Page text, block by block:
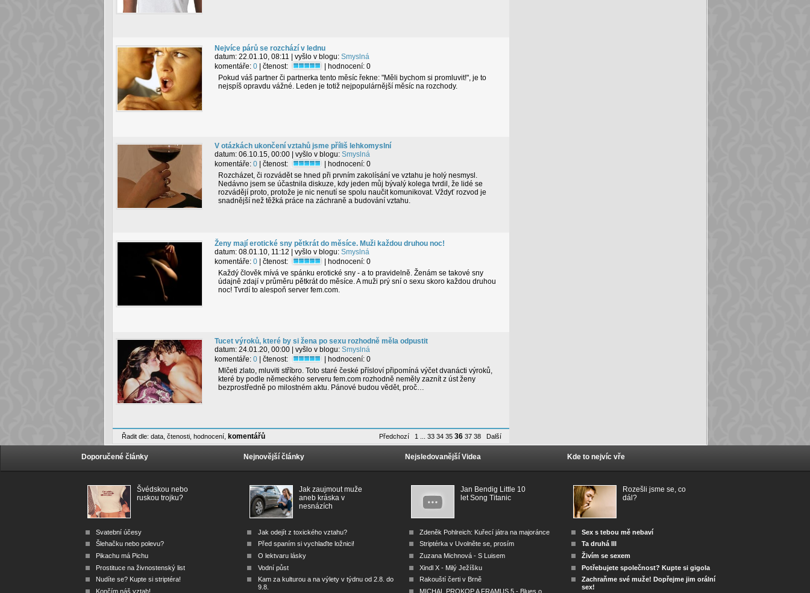
Nejvíce párů se rozchází v lednu
datum: 22.01.10, 08:11 | vyšlo v blogu: Smyslná
komentáře: 0| čtenost: | hodnocení: 0
Pokud váš partner či partnerka tento měsíc řekne: "Měli bychom si promluvit!", je to
nejspíš opravdu vážné. Leden je totiž nejpopulárnější měsíc na rozchody.
V otázkách ukončení vztahů jsme příliš lehkomyslní
datum: 06.10.15, 00:00| vyšlo v blogu: Smyslná
komentáře: 0| čtenost: | hodnocení: 0
Rozcházet, či rozvádět se hned při prvním zakolísání ve vztahu je holý nesmysl.
Nedávno jsem se účastnila diskuze, kdy jeden můj bývalý kolega tvrdil, že lidé se
rozvádějí proto, protože je nic nenutí se spolu naučit komunikovat. Vždyť rozvod je
snadnější než těžká práce na záchraně a budování vztahu.
Ženy mají erotické sny pětkrát do měsíce. Muži každou druhou noc!
datum: 08.01.10, 11:12 | vyšlo v blogu: Smyslná
komentáře: 0| čtenost: | hodnocení: 0
Každý člověk mívá ve spánku erotické sny - a to pravidelně. Ženám se takové sny
údajně zdají v průměru pětkrát do měsíce. A muži prý sní o sexu skoro každou druhou
noc! Tvrdí to alespoň server fem.com.
Tucet výroků, které by si žena po sexu rozhodně měla odpustit
datum: 24.01.20, 00:00| vyšlo v blogu: Smyslná
komentáře: 0| čtenost: | hodnocení: 0
Mlčeti zlato, mluviti stříbro. Toto staré české přísloví připomíná výčet dvanácti výroků,
které by podle německého serveru fem.com rozhodně neměly zaznít z úst ženy
bezprostředně po milostném aktu. Pánové budou vědět, proč…
Řadit dle: data, čtenosti, hodnocení, komentářů Předchozí 1 33 34 35 36 37 38 Další
Doporučené články
Švédskou nebo
ruskou trojku?
Svatební účesy
Šlehačku nebo polevu?
Pikachu má Pichu
Prostituce na živnostenský list
Nudíte se? Kupte si striptéra!
Končím náš vztah!
Nejnovější články
Jak zaujmout muže
aneb kráska v
nesnázích
Jak odejít z toxického vztahu?
Před spaním si vychlaďte ložnici!
O lektvaru lásky
Vodní půst
Kam za kulturou a na výlety v týdnu od 2.8. do
9.8.
Nejsledovanější Videa
Jan Bendig Little 10
let Song Titanic
Zdeněk Pohlreich: Kuřecí játra na majoránce
Striptérka v Uvolněte se, prosím
Zuzana Michnová - S Luisem
Xindl X - Milý Ježíšku
Rakouští čerti v Brně
MICHAL PROKOP A FRAMUS 5 - Blues o
Kde to nejvíc vře
Rozešli jsme se, co
dál?
Sex s tebou mě nebaví
Ta druhá III
Živím se sexem
Potřebujete společnost? Kupte si gigola
Zachraňme své muže! Dopřejme jim orální
sex!